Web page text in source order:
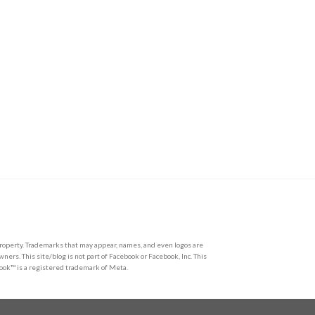
Trademarks that may appear, names, and even logos are
This site/blog is not part of Facebook or Facebook, Inc. This
is a registered trademark of Meta.